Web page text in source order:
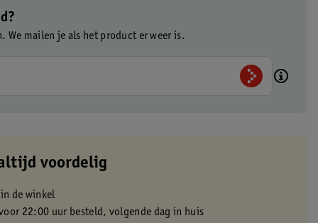
We mailen je als het product er weer is.
voordelig
de winkel
22:00 uur besteld, volgende dag in huis